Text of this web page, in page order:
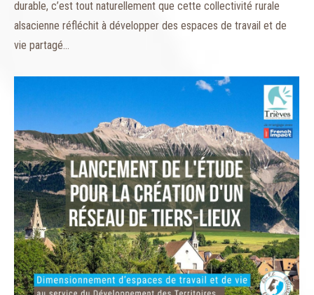
durable, c’est tout naturellement que cette collectivité rurale
alsacienne réfléchit à développer des espaces de travail et de
vie partagé…